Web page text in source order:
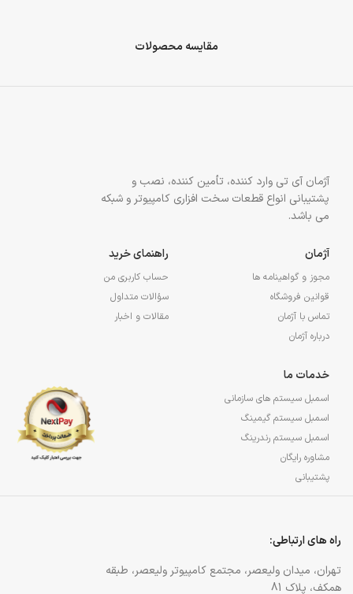
مقایسه محصولات
آژمان آی تی وارد کننده، تأمین کننده، نصب و
پشتیبانی انواع قطعات سخت افزاری کامپیوتر و شبکه
می باشد.
آژمان
مجوز و گواهینامه ها
قوانین فروشگاه
تماس با آژمان
درباره آژمان
راهنمای خرید
حساب کاربری من
سؤالات متداول
مقالات و اخبار
خدمات ما
اسمبل سیستم های سازمانی
اسمبل سیستم گیمینگ
اسمبل سیستم رندرینگ
مشاوره رایگان
پشتیبانی
راه های ارتباطی:
تهران، میدان ولیعصر، مجتمع کامپیوتر ولیعصر، طبقه
همکف، پلاک 81